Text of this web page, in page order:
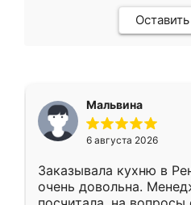
Мальвина
6 августа 2026
Заказывала кухню в
очень довольна.